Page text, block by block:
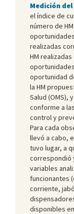
Medición
el índice de
número de
realizadas
HM
oportunidad
la HM
Salud (OMS),
conforme a
control y
Para cada
llevó a cabo,
tuvo lugar, a
correspondió
variables
funcionantes
corriente,
disponibles